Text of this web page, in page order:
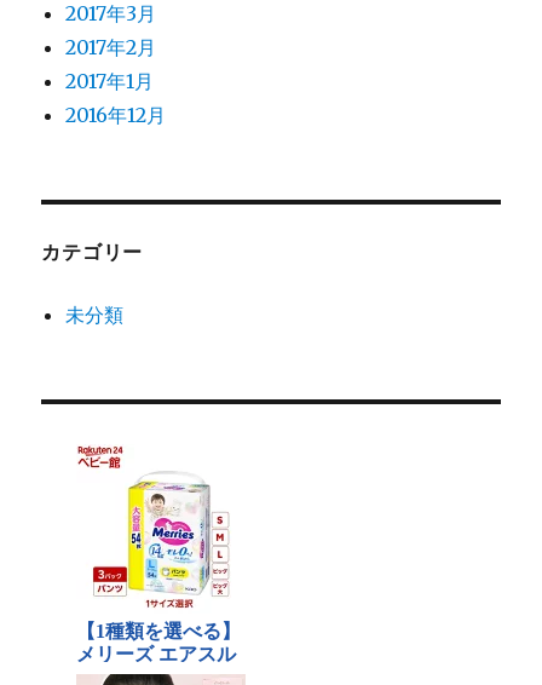
2017年3月
2017年2月
2017年1月
2016年12月
カテゴリー
未分類